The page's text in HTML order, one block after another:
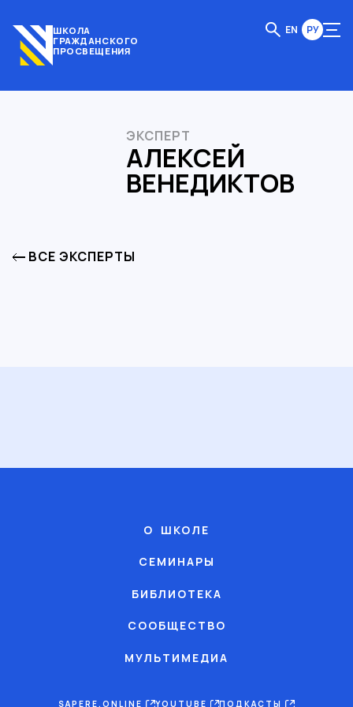
ШКОЛА
ГРАЖДАНСКОГО
ПРОСВЕЩЕНИЯ
EN РУ
ЭКСПЕРТ
АЛЕКСЕЙ
ВЕНЕДИКТОВ
ВСЕ ЭКСПЕРТЫ
О ШКОЛЕ
СЕМИНАРЫ
БИБЛИОТЕКА
СООБЩЕСТВО
МУЛЬТИМЕДИА
SAPERE.ONLINE YOUTUBE ПОДКАСТЫ